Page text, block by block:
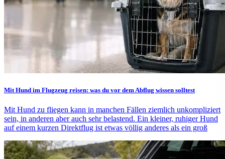
Mit Hund im Flugzeug reisen: was du vor dem Abflug wissen solltest
Mit Hund zu fliegen kann in manchen Fällen ziemlich unkompliziert
sein, in anderen aber auch sehr belastend. Ein kleiner, ruhiger Hund
auf einem kurzen Direktflug ist etwas völlig anderes als ein groß